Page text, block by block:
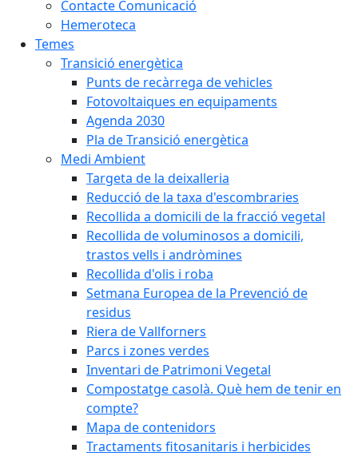
Contacte Comunicació
Hemeroteca
Temes
Transició energètica
Punts de recàrrega de vehicles
Fotovoltaiques en equipaments
Agenda 2030
Pla de Transició energètica
Medi Ambient
Targeta de la deixalleria
Reducció de la taxa d'escombraries
Recollida a domicili de la fracció vegetal
Recollida de voluminosos a domicili,
trastos vells i andròmines
Recollida d'olis i roba
Setmana Europea de la Prevenció de
residus
Riera de Vallforners
Parcs i zones verdes
Inventari de Patrimoni Vegetal
Compostatge casolà. Què hem de tenir en
compte?
Mapa de contenidors
Tractaments fitosanitaris i herbicides